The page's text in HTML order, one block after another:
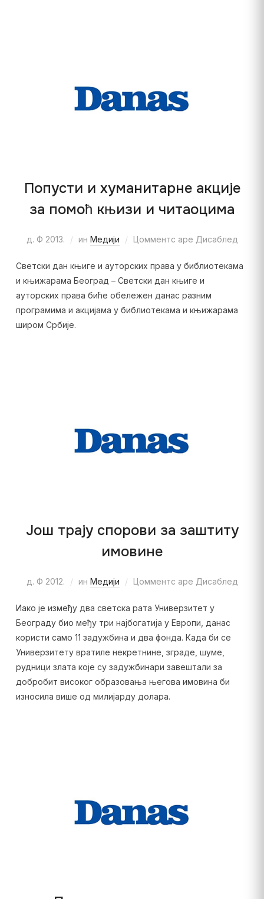
Попусти и хуманитарне акције
за помоћ књизи и читаоцима
д. Ф 2013. ин Медији Цомментс аре Дисаблед
Светски дан књиге и ауторских права у библиотекама
и књижарама Београд – Светски дан књиге и
ауторских права биће обележен данас разним
програмима и акцијама у библиотекама и књижарама
широм Србије.
Још трају спорови за заштиту
имовине
д. Ф 2012. ин Медији Цомментс аре Дисаблед
Иако је између два светска рата Универзитет у
Београду био међу три најбогатија у Европи, данас
користи само 11 задужбина и два фонда. Када би се
Универзитету вратиле некретнине, зграде, шуме,
рудници злата које су задужбинари завештали за
добробит високог образовања његова имовина би
износила више од милијарду долара.